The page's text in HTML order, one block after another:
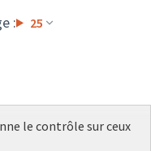
: 25
le contrôle sur ceux